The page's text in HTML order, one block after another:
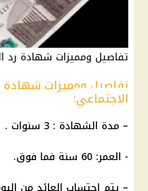
تفاصيل ومميزات شهادة رد
تفاصيل ومميزات شهادة
الاجتماعي:
– مدة الشهادة : 3 سنوات .
- العمر: 60 سنة فما فوق.